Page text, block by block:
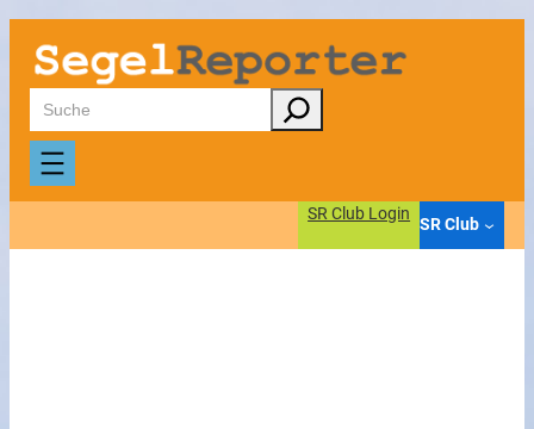
Zum
Inhalt
springen
Suchen
SR Club Login
SR Club